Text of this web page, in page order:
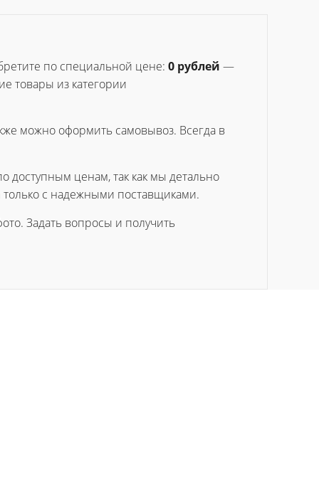
по специальной цене: 0 рублей —
товары из категории
можно оформить самовывоз. Всегда в
доступным ценам, так как мы детально
с надежными поставщиками.
Задать вопросы и получить